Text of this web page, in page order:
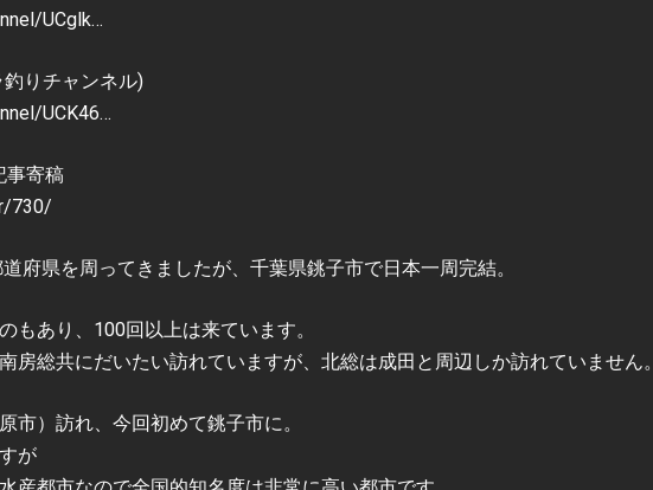
UCglk…
りチャンネル)
UCK46…
事寄稿
730/
府県を周ってきましたが、千葉県銚子市で日本一周完結。
もあり、100回以上は来ています。
房総共にだいたい訪れていますが、北総は成田と周辺しか訪れていません。
市）訪れ、今回初めて銚子市に。
が